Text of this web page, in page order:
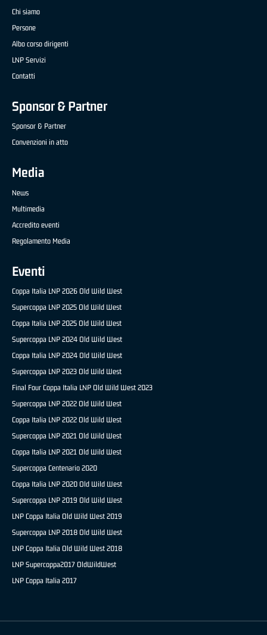
Chi siamo
Persone
Albo corso dirigenti
LNP Servizi
Contatti
Sponsor & Partner
Sponsor & Partner
Convenzioni in atto
Media
News
Multimedia
Accredito eventi
Regolamento Media
Eventi
Coppa Italia LNP 2026 Old Wild West
Supercoppa LNP 2025 Old Wild West
Coppa Italia LNP 2025 Old Wild West
Supercoppa LNP 2024 Old Wild West
Coppa Italia LNP 2024 Old Wild West
Supercoppa LNP 2023 Old Wild West
Final Four Coppa Italia LNP Old Wild West 2023
Supercoppa LNP 2022 Old Wild West
Coppa Italia LNP 2022 Old Wild West
Supercoppa LNP 2021 Old Wild West
Coppa Italia LNP 2021 Old Wild West
Supercoppa Centenario 2020
Coppa Italia LNP 2020 Old Wild West
Supercoppa LNP 2019 Old Wild West
LNP Coppa Italia Old Wild West 2019
Supercoppa LNP 2018 Old Wild West
LNP Coppa Italia Old Wild West 2018
LNP Supercoppa2017 OldWildWest
LNP Coppa Italia 2017